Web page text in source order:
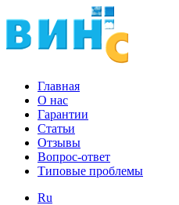
Главная
О нас
Гарантии
Статьи
Отзывы
Вопрос-ответ
Типовые проблемы
Ru